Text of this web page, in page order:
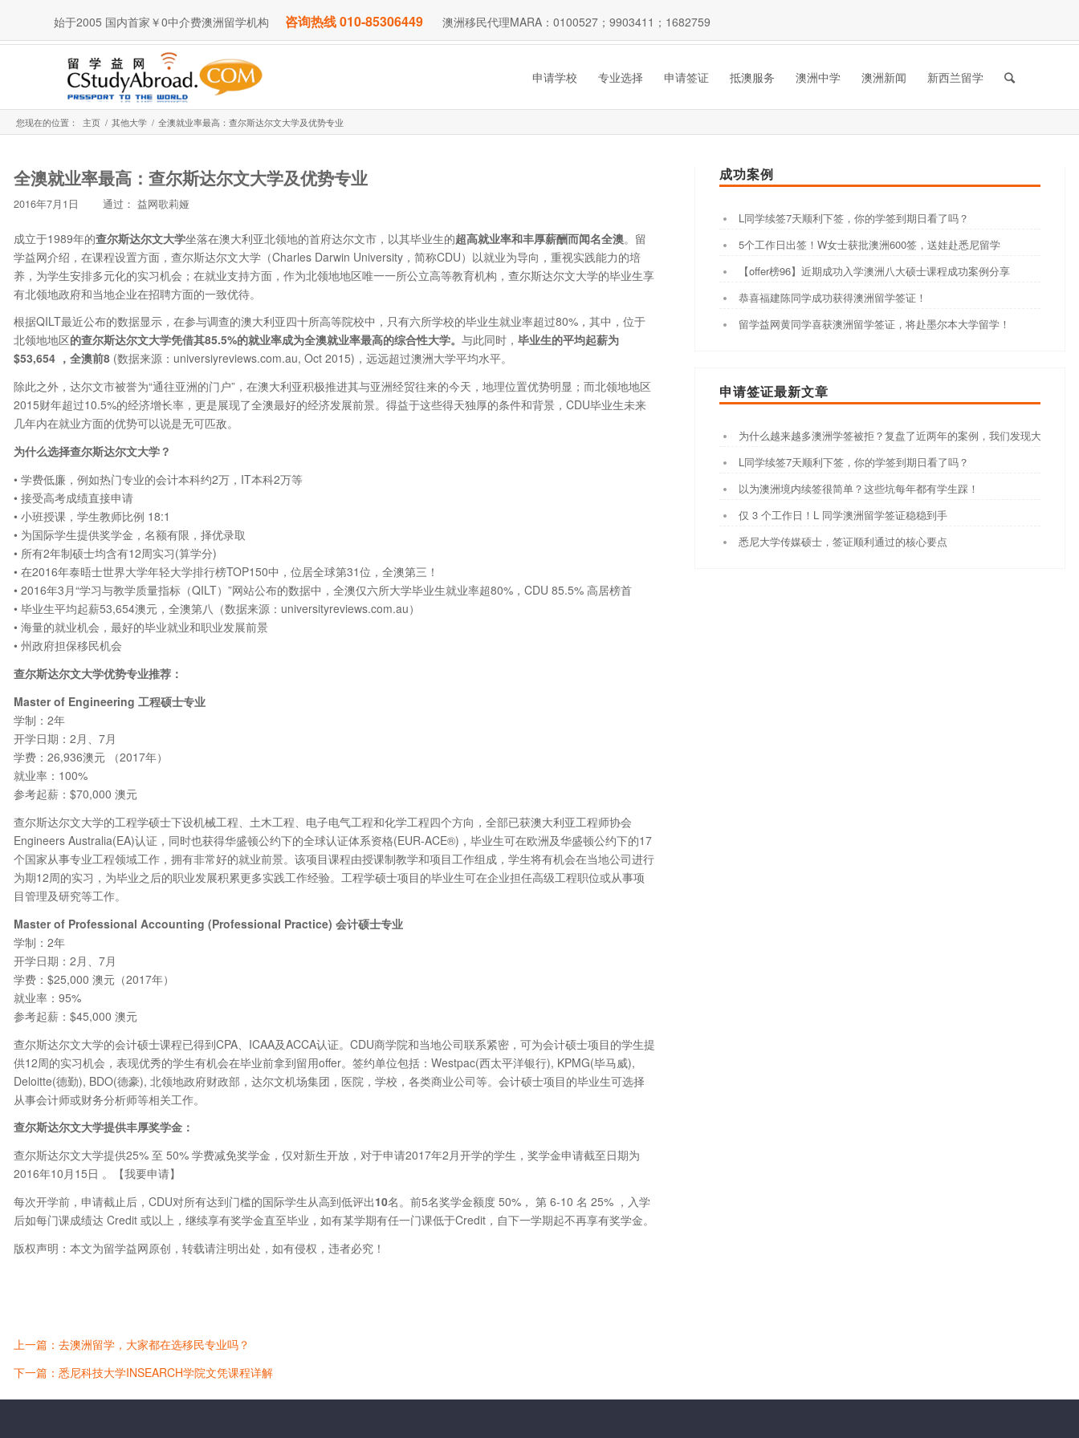
始于2005 国内首家￥0中介费澳洲留学机构 咨询热线 010-85306449 澳洲移民代理MARA：0100527；9903411；1682759
申请学校 专业选择 申请签证 抵澳服务 澳洲中学 澳洲新闻 新西兰留学
您现在的位置： 主页 / 其他大学 / 全澳就业率最高：查尔斯达尔文大学及优势专业
全澳就业率最高：查尔斯达尔文大学及优势专业
2016年7月1日 通过： 益网歌莉娅
成立于1989年的查尔斯达尔文大学坐落在澳大利亚北领地的首府达尔文市，以其毕业生的超高就业率和丰厚薪酬而闻名全澳。留
学益网介绍，在课程设置方面，查尔斯达尔文大学（Charles Darwin University，简称CDU）以就业为导向，重视实践能力的培
养，为学生安排多元化的实习机会；在就业支持方面，作为北领地地区唯一一所公立高等教育机构，查尔斯达尔文大学的毕业生享
有北领地政府和当地企业在招聘方面的一致优待。
根据QILT最近公布的数据显示，在参与调查的澳大利亚四十所高等院校中，只有六所学校的毕业生就业率超过80%，其中，位于
北领地地区的查尔斯达尔文大学凭借其85.5%的就业率成为全澳就业率最高的综合性大学。 与此同时， 毕业生的平均起薪为
$53,654 ，全澳前8 (数据来源：universiyreviews.com.au, Oct 2015)，远远超过澳洲大学平均水平。
除此之外，达尔文市被誉为“通往亚洲的门户”，在澳大利亚积极推进其与亚洲经贸往来的今天，地理位置优势明显；而北领地地区
2015财年超过10.5%的经济增长率，更是展现了全澳最好的经济发展前景。得益于这些得天独厚的条件和背景，CDU毕业生未来
几年内在就业方面的优势可以说是无可匹敌。
为什么选择查尔斯达尔文大学？
• 学费低廉，例如热门专业的会计本科约2万，IT本科2万等
• 接受高考成绩直接申请
• 小班授课，学生教师比例 18:1
• 为国际学生提供奖学金，名额有限，择优录取
• 所有2年制硕士均含有12周实习(算学分)
• 在2016年泰晤士世界大学年轻大学排行榜TOP150中，位居全球第31位，全澳第三！
• 2016年3月“学习与教学质量指标（QILT）”网站公布的数据中，全澳仅六所大学毕业生就业率超80%，CDU 85.5% 高居榜首
• 毕业生平均起薪53,654澳元，全澳第八（数据来源：universityreviews.com.au）
• 海量的就业机会，最好的毕业就业和职业发展前景
• 州政府担保移民机会
查尔斯达尔文大学优势专业推荐：
Master of Engineering 工程硕士专业
学制：2年
开学日期：2月、7月
学费：26,936澳元 （2017年）
就业率：100%
参考起薪：$70,000 澳元
查尔斯达尔文大学的工程学硕士下设机械工程、土木工程、电子电气工程和化学工程四个方向，全部已获澳大利亚工程师协会
Engineers Australia(EA)认证，同时也获得华盛顿公约下的全球认证体系资格(EUR-ACE®)，毕业生可在欧洲及华盛顿公约下的17
个国家从事专业工程领域工作，拥有非常好的就业前景。该项目课程由授课制教学和项目工作组成，学生将有机会在当地公司进行
为期12周的实习，为毕业之后的职业发展积累更多实践工作经验。工程学硕士项目的毕业生可在企业担任高级工程职位或从事项
目管理及研究等工作。
Master of Professional Accounting (Professional Practice) 会计硕士专业
学制：2年
开学日期：2月、7月
学费：$25,000 澳元（2017年）
就业率：95%
参考起薪：$45,000 澳元
查尔斯达尔文大学的会计硕士课程已得到CPA、ICAA及ACCA认证。CDU商学院和当地公司联系紧密，可为会计硕士项目的学生提
供12周的实习机会，表现优秀的学生有机会在毕业前拿到留用offer。签约单位包括：Westpac(西太平洋银行), KPMG(毕马威),
Deloitte(德勤), BDO(德豪), 北领地政府财政部，达尔文机场集团，医院，学校，各类商业公司等。会计硕士项目的毕业生可选择
从事会计师或财务分析师等相关工作。
查尔斯达尔文大学提供丰厚奖学金：
查尔斯达尔文大学提供25% 至 50% 学费减免奖学金，仅对新生开放，对于申请2017年2月开学的学生，奖学金申请截至日期为
2016年10月15日 。【我要申请】
每次开学前，申请截止后，CDU对所有达到门槛的国际学生从高到低评出10名。前5名奖学金额度 50%， 第 6-10 名 25% ，入学
后如每门课成绩达 Credit 或以上，继续享有奖学金直至毕业，如有某学期有任一门课低于Credit，自下一学期起不再享有奖学金。
版权声明：本文为留学益网原创，转载请注明出处，如有侵权，违者必究！
上一篇：去澳洲留学，大家都在选移民专业吗？
下一篇：悉尼科技大学INSEARCH学院文凭课程详解
成功案例
L同学续签7天顺利下签，你的学签到期日看了吗？
5个工作日出签！W女士获批澳洲600签，送娃赴悉尼留学
【offer榜96】近期成功入学澳洲八大硕士课程成功案例分享
恭喜福建陈同学成功获得澳洲留学签证！
留学益网黄同学喜获澳洲留学签证，将赴墨尔本大学留学！
申请签证最新文章
为什么越来越多澳洲学签被拒？复盘了近两年的案例，我们发现大家都踩
L同学续签7天顺利下签，你的学签到期日看了吗？
以为澳洲境内续签很简单？这些坑每年都有学生踩！
仅 3 个工作日！L 同学澳洲留学签证稳稳到手
悉尼大学传媒硕士，签证顺利通过的核心要点